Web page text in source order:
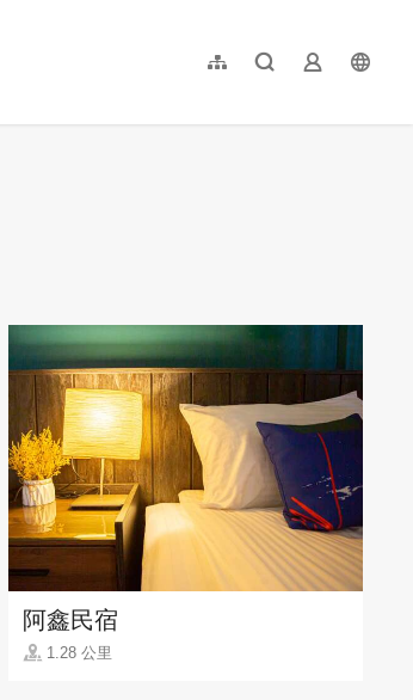
網站導覽全文檢索業者登入
简体中文
阿鑫民宿
1.28 公里